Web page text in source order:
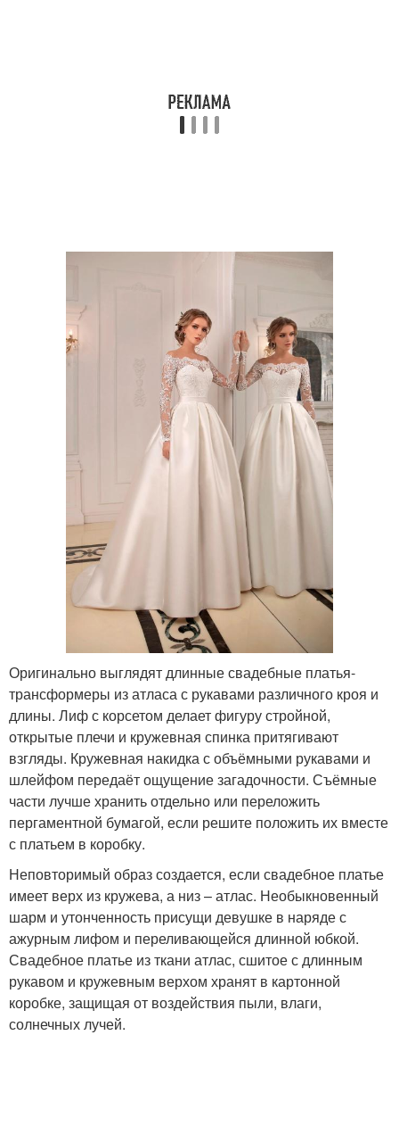
Оригинально выглядят длинные свадебные платья-
трансформеры из атласа с рукавами различного кроя и
длины. Лиф с корсетом делает фигуру стройной,
открытые плечи и кружевная спинка притягивают
взгляды. Кружевная накидка с объёмными рукавами и
шлейфом передаёт ощущение загадочности. Съёмные
части лучше хранить отдельно или переложить
пергаментной бумагой, если решите положить их вместе
с платьем в коробку.
Неповторимый образ создается, если свадебное платье
имеет верх из кружева, а низ – атлас. Необыкновенный
шарм и утонченность присущи девушке в наряде с
ажурным лифом и переливающейся длинной юбкой.
Свадебное платье из ткани атлас, сшитое с длинным
рукавом и кружевным верхом хранят в картонной
коробке, защищая от воздействия пыли, влаги,
солнечных лучей.